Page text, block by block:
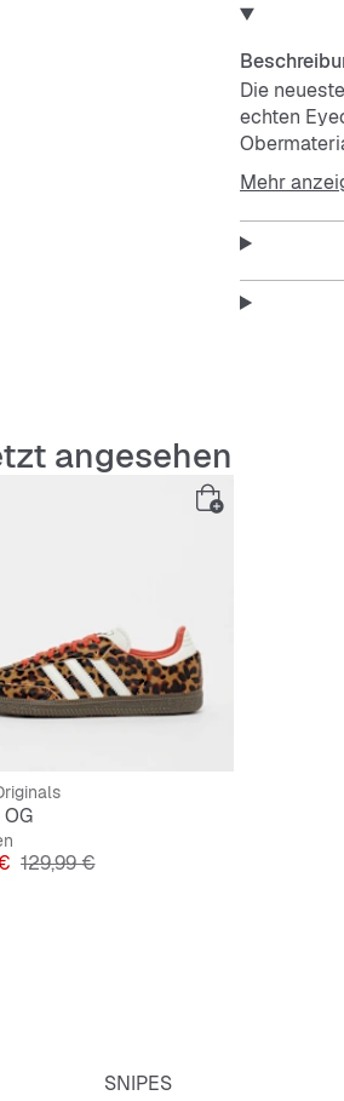
Die
echten
sorgen für
feierte sein
nicht mehr
Features:
Mehr
angesehen
Originalpreis
129,99 €
SNIPES